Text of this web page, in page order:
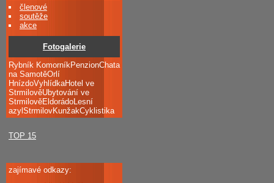
členové
soutěže
akce
Fotogalerie
Rybník KomorníkPenzionChata
na SamotěOrlí
HnízdoVyhlídkaHotel ve
StrmilověUbytování ve
StrmilověEldorádoLesní
azylStrmilovKunžakCyklistika
TOP 15
zajímavé odkazy: